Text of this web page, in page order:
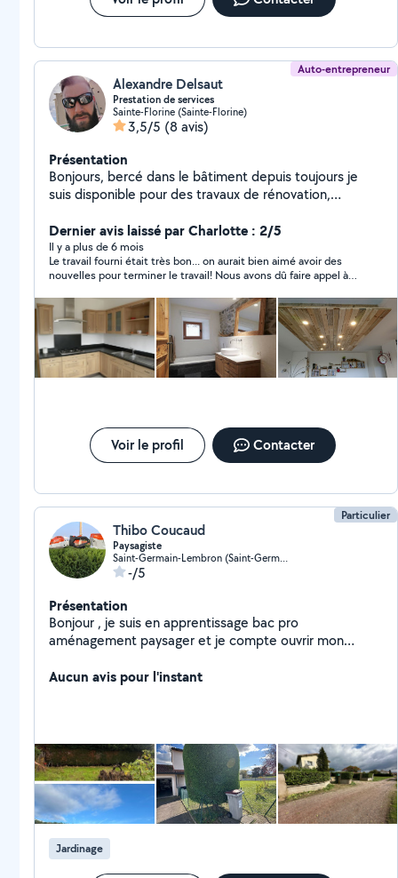
Kévin Bucina
Auto-entrepreneur
Alexandre Delsaut
Prestation de services
Sainte-Florine (Sainte-Florine)
3,5/5 (8 avis)
Présentation
Bonjours, bercé dans le bâtiment depuis toujours je
suis disponible pour des travaux de rénovation,
dispo pour les déménagement et le montage de vos
meubles.
Dernier avis laissé par Charlotte : 2/5
Il y a plus de 6 mois
Le travail fourni était très bon... on aurait bien aimé avoir des
nouvelles pour terminer le travail! Nous avons dû faire appel à
même pour le travail effectué.
Voir le profil Contacter
Particulier
Thibo Coucaud
Paysagiste
Saint-Germain-Lembron (Saint-Germain-Lembron)
-/5
Présentation
Bonjour , je suis en apprentissage bac pro
aménagement paysager et je compte ouvrir mon
motivé Je peux faire : De la taille De la tonte Du
Aucun avis pour l'instant
Jardinage